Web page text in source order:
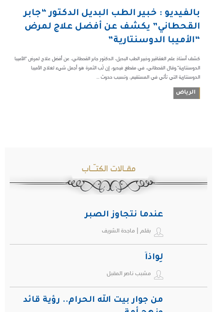
بالفيديو : خبير الطب البديل الدكتور “جابر
القحطاني” يكشف عن أفضل علاج لمرض
“الأميبا الدوسنتارية”
كشف أستاذ علم العقاقير وخبير الطب البديل، الدكتور جابر القحطاني، عن أفضل علاج لمرض "الأميبا
الدوسنتارية".وقال القحطاني، في مقطع فيديو، إن لُب الثمرة هو أجمل شيء لعلاج الأميبا
الدوسنتارية التي تأتي في المستقيم، وتسبب حدوث ...
الرياض
مقـالات الكتـّـاب
عندما نتجاوز الصبر
بقلم | ماجدة الشريف
لِواذاً
مشبب ناصر المقبل
من جوار بيت الله الحرام.. رؤية قائد